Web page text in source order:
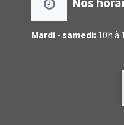
Mardi - samedi: 10h à